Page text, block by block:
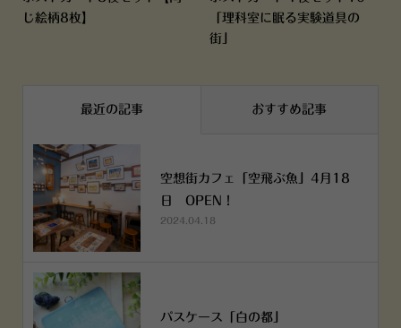
じ絵柄8枚】
「理科室に眠る実験道具の
街」
最近の記事 おすすめ記事
空想街カフェ「空飛ぶ魚」4月18
日 OPEN！
2024.04.18
パスケース「白の都」